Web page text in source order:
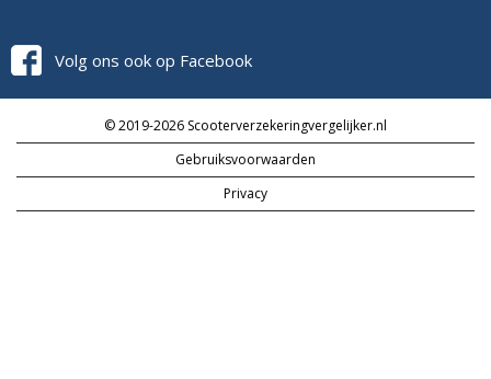
Volg ons ook op Facebook
© 2019-2026 Scooterverzekeringvergelijker.nl
Gebruiksvoorwaarden
Privacy